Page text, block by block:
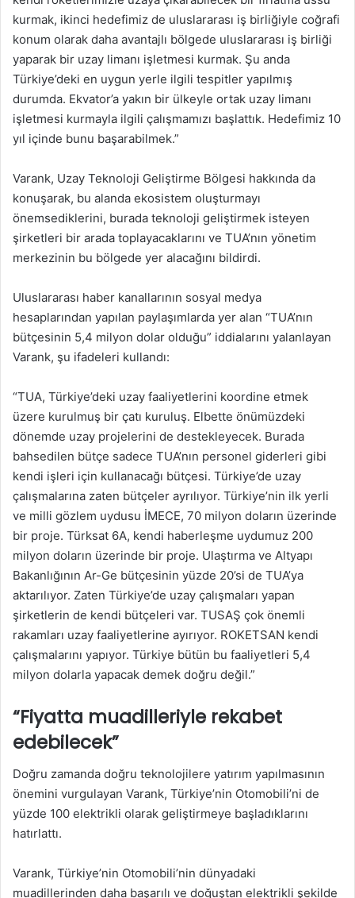
kurmak, ikinci hedefimiz de uluslararası iş birliğiyle coğrafi
konum olarak daha avantajlı bölgede uluslararası iş birliği
yaparak bir uzay limanı işletmesi kurmak. Şu anda
Türkiye’deki en uygun yerle ilgili tespitler yapılmış
durumda. Ekvator’a yakın bir ülkeyle ortak uzay limanı
işletmesi kurmayla ilgili çalışmamızı başlattık. Hedefimiz 10
yıl içinde bunu başarabilmek.”
Varank, Uzay Teknoloji Geliştirme Bölgesi hakkında da
konuşarak, bu alanda ekosistem oluşturmayı
önemsediklerini, burada teknoloji geliştirmek isteyen
şirketleri bir arada toplayacaklarını ve TUA’nın yönetim
merkezinin bu bölgede yer alacağını bildirdi.
Uluslararası haber kanallarının sosyal medya
hesaplarından yapılan paylaşımlarda yer alan “TUA’nın
bütçesinin 5,4 milyon dolar olduğu” iddialarını yalanlayan
Varank, şu ifadeleri kullandı:
“TUA, Türkiye’deki uzay faaliyetlerini koordine etmek
üzere kurulmuş bir çatı kuruluş. Elbette önümüzdeki
dönemde uzay projelerini de destekleyecek. Burada
bahsedilen bütçe sadece TUA’nın personel giderleri gibi
kendi işleri için kullanacağı bütçesi. Türkiye’de uzay
çalışmalarına zaten bütçeler ayrılıyor. Türkiye’nin ilk yerli
ve milli gözlem uydusu İMECE, 70 milyon doların üzerinde
bir proje. Türksat 6A, kendi haberleşme uydumuz 200
milyon doların üzerinde bir proje. Ulaştırma ve Altyapı
Bakanlığının Ar-Ge bütçesinin yüzde 20’si de TUA’ya
aktarılıyor. Zaten Türkiye’de uzay çalışmaları yapan
şirketlerin de kendi bütçeleri var. TUSAŞ çok önemli
rakamları uzay faaliyetlerine ayırıyor. ROKETSAN kendi
çalışmalarını yapıyor. Türkiye bütün bu faaliyetleri 5,4
milyon dolarla yapacak demek doğru değil.”
“Fiyatta muadilleriyle rekabet
edebilecek”
Doğru zamanda doğru teknolojilere yatırım yapılmasının
önemini vurgulayan Varank, Türkiye’nin Otomobili’ni de
yüzde 100 elektrikli olarak geliştirmeye başladıklarını
hatırlattı.
Varank, Türkiye’nin Otomobili’nin dünyadaki
muadillerinden daha başarılı ve doğuştan elektrikli şekilde